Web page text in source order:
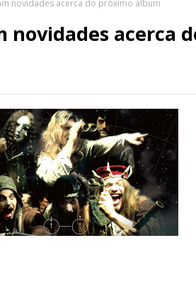
novidades acerca do próximo álbum
novidades acerca